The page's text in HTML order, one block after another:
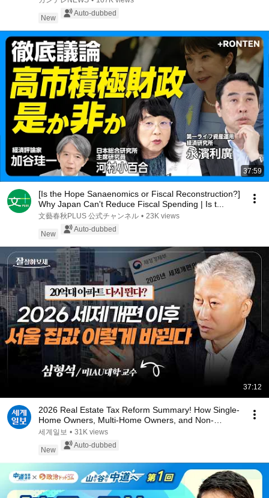
ルも増加｜newsランナー〈カンテレNEWS〉
New
Auto-dubbed
37:59
[Is the Hope Sanaenomics or Fiscal Reconstruction?]
Why Japan Can't Reduce Fiscal Spending | Is t...
文藝春秋PLUS 公式チャンネル • 23K views
New
Auto-dubbed
37:12
2026 Real Estate Tax Reform Summary! How Single-
Home Owners, Multi-Home Owners, and Non-
Homeowner...
세계일보 • 31K views
New
Auto-dubbed